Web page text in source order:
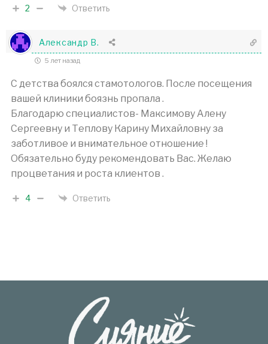
2 Ответить
Александр В.
5 лет назад
С детства боялся стамотологов. После посещения
вашей клиники боязнь пропала .
Благодарю специалистов- Максимову Алену
Сергеевну и Теплову Карину Михайловну за
заботливое и внимательное отношение !
Обязательно буду рекомендовать Вас. Желаю
процветания и роста клиентов .
4 Ответить